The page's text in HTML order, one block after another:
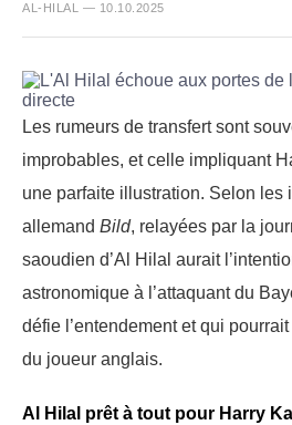
AL-HILAL — 10.10.2025
Les rumeurs de transfert sont
improbables, et celle impliquant
une parfaite illustration. Selon les
allemand Bild, relayées par la
saoudien d’Al Hilal aurait
astronomique à l’attaquant du
défie l’entendement et qui
du joueur anglais.
Al Hilal prêt à tout pour Harry